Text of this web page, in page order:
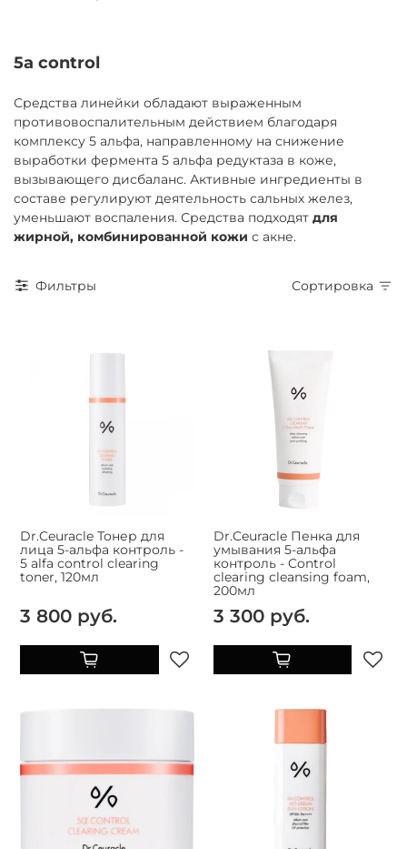
5a control
Средства линейки обладают выраженным
противовоспалительным действием благодаря
комплексу 5 альфа, направленному на снижение
выработки фермента 5 альфа редуктаза в коже,
вызывающего дисбаланс. Активные ингредиенты в
составе регулируют деятельность сальных желез,
уменьшают воспаления. Средства подходят для
жирной, комбинированной кожи с акне.
Фильтры Сортировка
Dr.Ceuracle Тонер для
лица 5-альфа контроль -
5 alfa control clearing
toner, 120мл
3 800 руб.
Dr.Ceuracle Пенка для
умывания 5-альфа
контроль - Control
clearing cleansing foam,
200мл
3 300 руб.